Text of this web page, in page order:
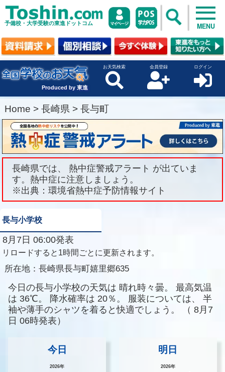
予備校・大学受験の東進ドットコム MENU
Produced by 東進
お天気検索 会員登録 ログイン
Home > 長崎県 > 長与町
長崎県では、 熱中症警戒アラート が出ていま
す。熱中症に注意しましょう。
※出典：環境省熱中症予防情報サイト
長与小学校
8月7日 06:00発表
リロードすると1時間ごとに更新されます。
所在地： 長崎県長与町嬉里郷635
今日の長与小学校の天気は 晴れ時々曇。
最高気温
は 36℃。 降水確率は 20％。 服装については、
半
袖や薄手のシャツを着ると快適でしょう。
（ 8月7
日 06時発表）
今日
2026年
明日
2026年